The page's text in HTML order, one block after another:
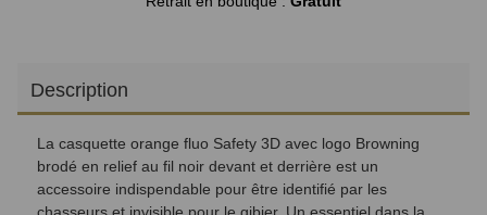
Description
La casquette orange fluo Safety 3D avec logo Browning
brodé en relief au fil noir devant et derrière est un
accessoire indispendable pour être identifié par les